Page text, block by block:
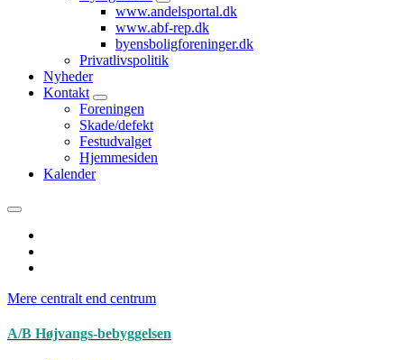
www.andelsportal.dk
www.abf-rep.dk
byensboligforeninger.dk
Privatlivspolitik
Nyheder
Kontakt
Foreningen
Skade/defekt
Festudvalget
Hjemmesiden
Kalender
Mere centralt end centrum
A/B Højvangs-bebyggelsen